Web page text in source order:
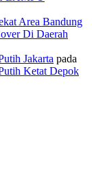
Area Bandung
Di Daerah
Jakarta pada
Ketat Depok